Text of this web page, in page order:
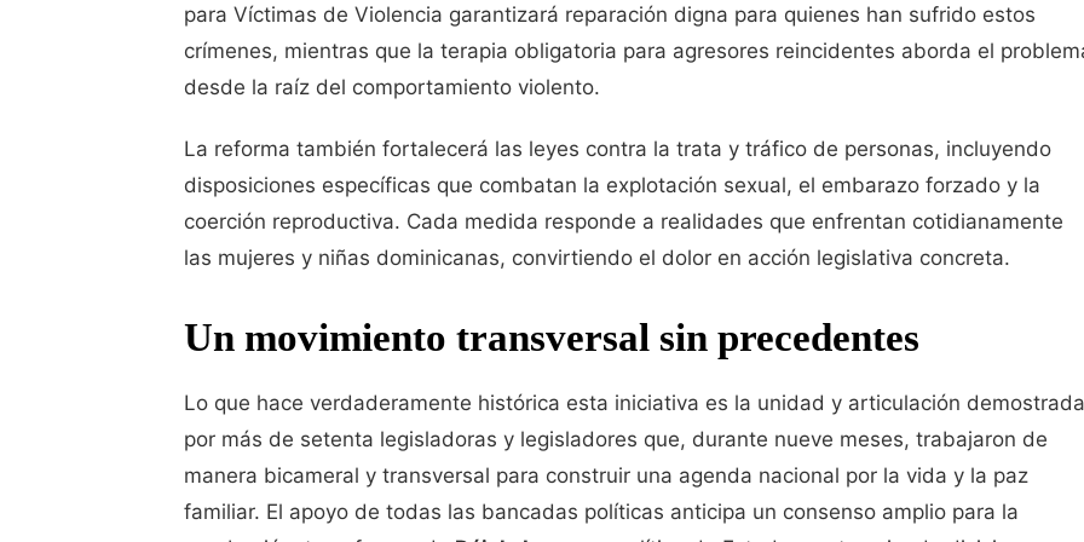
para Víctimas de Violencia garantizará reparación digna para quienes han sufrido estos
crímenes, mientras que la terapia obligatoria para agresores reincidentes aborda el
desde la raíz del comportamiento violento.
La reforma también fortalecerá las leyes contra la trata y tráfico de personas, incluyendo
disposiciones específicas que combatan la explotación sexual, el embarazo forzado y la
coerción reproductiva. Cada medida responde a realidades que enfrentan cotidianamente
las mujeres y niñas dominicanas, convirtiendo el dolor en acción legislativa concreta.
Un movimiento transversal sin precedentes
Lo que hace verdaderamente histórica esta iniciativa es la unidad y articulación demostrada
por más de setenta legisladoras y legisladores que, durante nueve meses, trabajaron de
manera bicameral y transversal para construir una agenda nacional por la vida y la paz
familiar. El apoyo de todas las bancadas políticas anticipa un consenso amplio para la